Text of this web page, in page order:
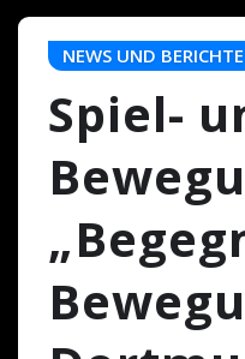
NEWS UND BERICHTE
Spiel-